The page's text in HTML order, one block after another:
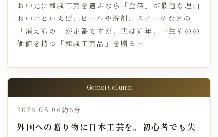
お中元に和風工芸を選ぶなら「金箔」が最適な理由
お中元といえば、ビールや洗剤、スイーツなどの
「消えもの」が定番ですが、実は近年、一生ものの
価値を持つ「和風工芸品」を贈る…
Gomei Column
2026.08.06 約6分
外国への贈り物に日本工芸を。初心者でも失